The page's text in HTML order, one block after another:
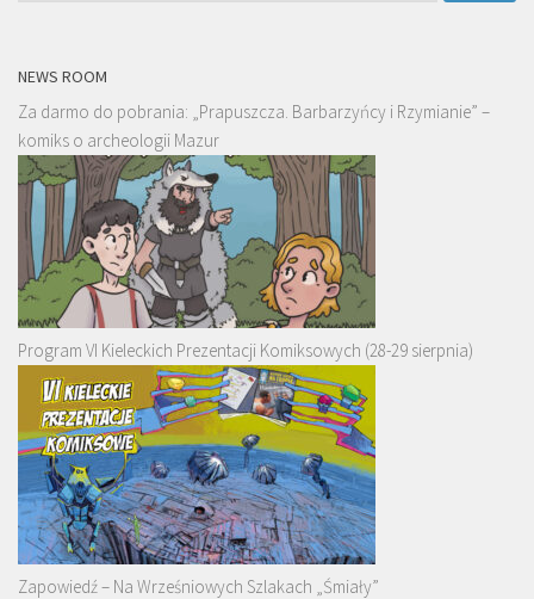
NEWS ROOM
Za darmo do pobrania: „Prapuszcza. Barbarzyńcy i Rzymianie” –
komiks o archeologii Mazur
Program VI Kieleckich Prezentacji Komiksowych (28-29 sierpnia)
Zapowiedź – Na Wrześniowych Szlakach „Śmiały”